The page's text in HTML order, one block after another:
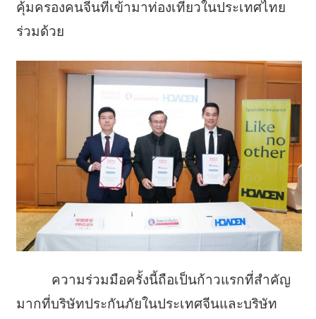
คุ้มครองคนจีนที่เข้ามาท่องเที่ยวในประเทศไทย
ร่วมด้วย
ความร่วมมือครั้งนี้ถือเป็นก้าวแรกที่สำคัญ
มากที่บริษัทประกันภัยในประเทศจีนและบริษัท